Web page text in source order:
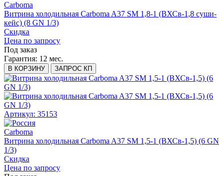
Carboma
Витрина холодильная Carboma A37 SM 1,8-1 (ВХСв-1,8 суши-
кейс) (8 GN 1/3)
Скидка
Цена по запросу
Под заказ
Гарантия: 12 мес.
В КОРЗИНУ ЗАПРОС КП
Артикул: 35153
Carboma
Витрина холодильная Carboma A37 SM 1,5-1 (ВХСв-1,5) (6 GN
1/3)
Скидка
Цена по запросу